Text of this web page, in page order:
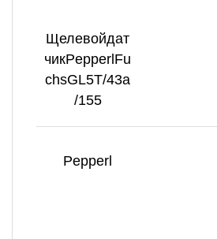
Щелевойдат
чикPepperlFu
chsGL5T/43a
/155
Pepperl